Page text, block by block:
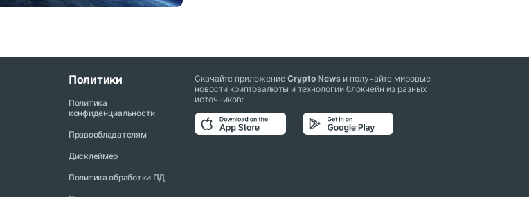
Политики
Политика
конфиденциальности
Правообладателям
Дисклеймер
Политика обработки ПД
Скачайте приложениеCrypto News и получайте мировые
новости криптовалюты и технологии блокчейн из разных
источников: